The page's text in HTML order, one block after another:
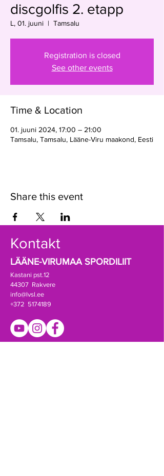
discgolfis 2. etapp
L, 01. juuni
  |
Tamsalu
Registration is closed
See other events
Time & Location
01. juuni 2024, 17:00 – 21:00
Tamsalu, Tamsalu, Lääne-Viru maakond, Eesti
Share this event
Kontakt
LÄÄNE-VIRUMAA SPORDILIIT
Kastani pst.12
44307 Rakvere
info@lvsl.ee
+372 5174189